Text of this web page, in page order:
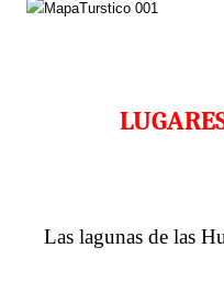
Las lagunas de las